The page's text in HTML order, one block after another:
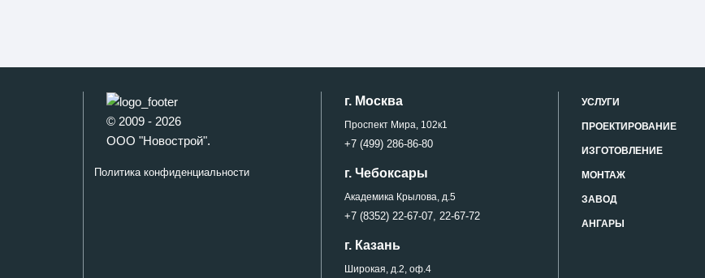
© 2009 - 2026
ООО "Новострой".
Политика конфиденциальности
г. Москва
Проспект Мира, 102к1
+7 (499) 286-86-80
г. Чебоксары
Академика Крылова, д.5
+7 (8352) 22-67-07, 22-67-72
г. Казань
Широкая, д.2, оф.4
УСЛУГИ
ПРОЕКТИРОВАНИЕ
ИЗГОТОВЛЕНИЕ
МОНТАЖ
ЗАВОД
АНГАРЫ